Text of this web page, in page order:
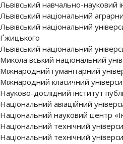
Львівський навчально-науковий
Львівський національний
Львівський національний
Ґжицького
Львівський національний
Миколаївський національний
Міжнародний гуманітарний
Міжнародний класичний
Науково-дослідний інститут
Національний авіаційний
Національний науковий центр
Національний технічний
Національний технічний